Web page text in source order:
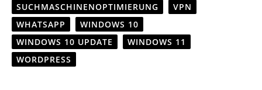
SUCHMASCHINENOPTIMIERUNG
VPN
WHATSAPP
WINDOWS 10
WINDOWS 10 UPDATE
WINDOWS 11
WORDPRESS